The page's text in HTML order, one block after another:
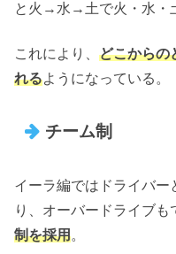
と火→水→土で火・水・
これにより、 どこからの
れるようになっている。
チーム制
イーラ編ではドライバー
り、オーバードライブ
制を採用。